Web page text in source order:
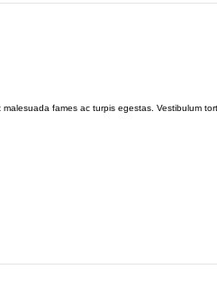
fames ac turpis egestas. Vestibulum